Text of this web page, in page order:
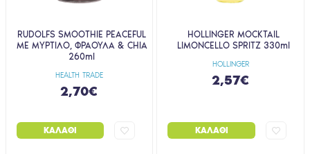
HEALTH TRADE
RUDOLFS SMOOTHIE PEACEFUL
ΜΕ ΜΥΡΤΙΛΟ, ΦΡΑΟΥΛΑ & CHIA
260ml
2,70€
ΚΑΛΆΘΙ
HOLLINGER
HOLLINGER MOCKTAIL
LIMONCELLO SPRITZ 330ml
2,57€
ΚΑΛΆΘΙ